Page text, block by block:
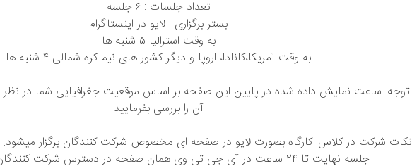
تعداد جلسات : ۶ جلسه
بستر برگزاری : لایو در اینستاگرام
به وقت استرالیا ۵ شنبه ها
به وقت آمریکا،کانادا، اروپا و دیگر کشور های نیم کره شمالی ۴ شنبه ها
توجه: ساعت نمایش داده شده در پایین این صفحه بر اساس موقعیت جغرافیایی شما در
آن را بررسی بفرمایید
نکات شرکت در کلاس: کارگاه بصورت لایو در صفحه ای مخصوص شرکت کنندگان برگزار میشود.
جلسه نهایت تا ۲۴ ساعت در آی جی تی وی همان صفحه در دسترس شرکت